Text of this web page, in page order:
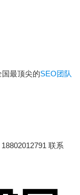
最顶尖的SEO团队
联系